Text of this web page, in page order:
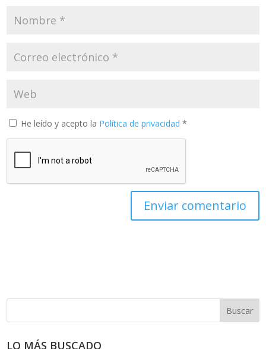
He leído y acepto la Política de privacidad*
Buscar
LO MÁS BUSCADO